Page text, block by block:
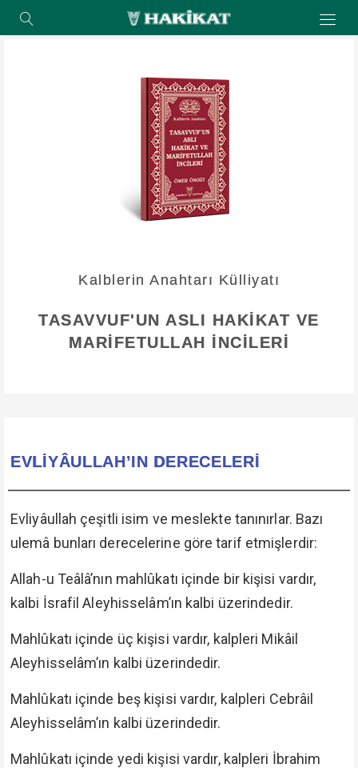
Kalblerin Anahtarı Külliyatı
TASAVVUF'UN ASLI HAKİKAT VE
MARİFETULLAH İNCİLERİ
EVLİYÂULLAH’IN DERECELERİ
Evliyâullah çeşitli isim ve meslekte tanınırlar. Bazı
ulemâ bunları derecelerine göre tarif etmişlerdir:
Allah-u Teâlâ’nın mahlûkatı içinde bir kişisi vardır,
kalbi İsrafil Aleyhisselâm’ın kalbi üzerindedir.
Mahlûkatı içinde üç kişisi vardır, kalpleri Mikâil
Aleyhisselâm’ın kalbi üzerindedir.
Mahlûkatı içinde beş kişisi vardır, kalpleri Cebrâil
Aleyhisselâm’ın kalbi üzerindedir.
Mahlûkatı içinde yedi kişisi vardır, kalpleri İbrahim